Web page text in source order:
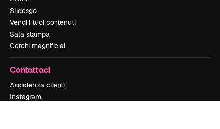
Slidesgo
Vendi i tuoi contenuti
Sala stampa
Cerchi magnific.ai
Contattaci
Assistenza clienti
Instagram